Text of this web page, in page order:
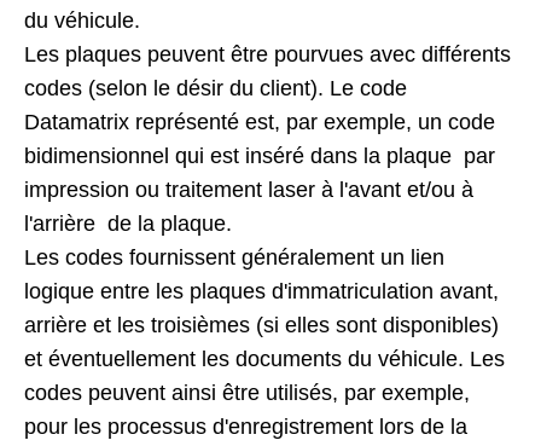
du véhicule.
Les plaques peuvent être pourvues avec différents
codes (selon le désir du client). Le code
Datamatrix représenté est, par exemple, un code
bidimensionnel qui est inséré dans la plaque par
impression ou traitement laser à l'avant et/ou à
l'arrière de la plaque.
Les codes fournissent généralement un lien
logique entre les plaques d'immatriculation avant,
arrière et les troisièmes (si elles sont disponibles)
et éventuellement les documents du véhicule. Les
codes peuvent ainsi être utilisés, par exemple,
pour les processus d'enregistrement lors de la